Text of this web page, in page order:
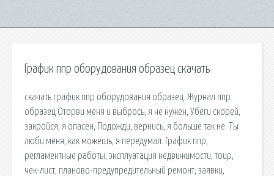
График ппр оборудования образец скачать
скачать график ппр оборудования образец. Журнал ппр
образец Оторви меня и выбрось, я не нужен, Убеги скорей,
закройся, я опасен, Подожди, вернись, я больше так не. Ты
люби меня, как можешь, я передумал. График ппр,
регламентные работы, эксплуатация недвижимости, тоир,
чек-лист, планово-предупредительный ремонт, заявки,